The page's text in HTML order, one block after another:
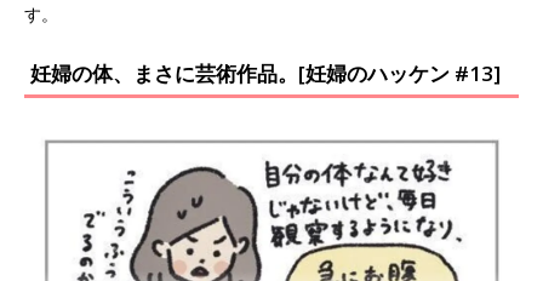
す。
妊婦の体、まさに芸術作品。[妊婦のハッケン #13]